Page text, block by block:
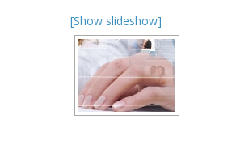
[Show slideshow]